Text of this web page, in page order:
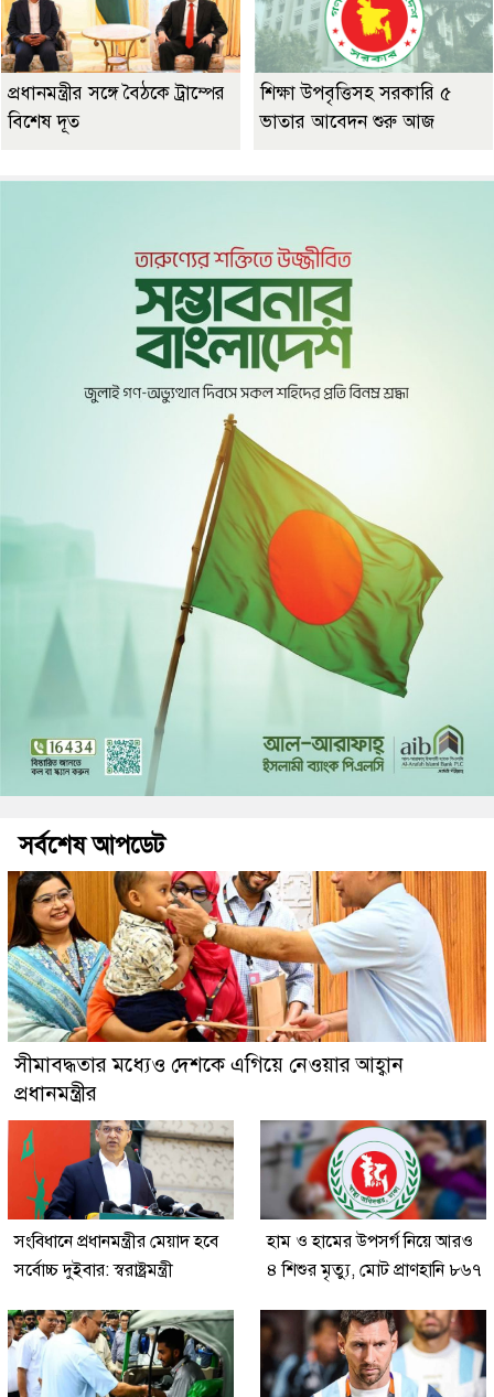
প্রধানমন্ত্রীর সঙ্গে বৈঠকে ট্রাম্পের
বিশেষ দূত
শিক্ষা উপবৃত্তিসহ সরকারি ৫
ভাতার আবেদন শুরু আজ
সর্বশেষ আপডেট
সীমাবদ্ধতার মধ্যেও দেশকে এগিয়ে নেওয়ার আহ্বান
প্রধানমন্ত্রীর
সংবিধানে প্রধানমন্ত্রীর মেয়াদ হবে
সর্বোচ্চ দুইবার: স্বরাষ্ট্রমন্ত্রী
হাম ও হামের উপসর্গ নিয়ে আরও
৪ শিশুর মৃত্যু, মোট প্রাণহানি ৮৬৭